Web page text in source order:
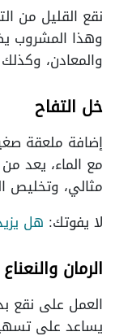
نقع القليل من
وهذا المشروب
والمعادن،
خل التفاح
إضافة ملعقة
مع الماء، يعد
مثالي،
لا يفوتك: هل
الرمان والنعناع
العمل على نقع
يساعد على